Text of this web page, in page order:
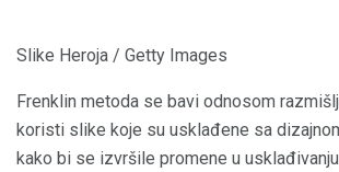
Slike Heroja / Getty Images
Frenklin metoda se bavi odnosom
koristi slike koje su usklađene sa
kako bi se izvršile promene u